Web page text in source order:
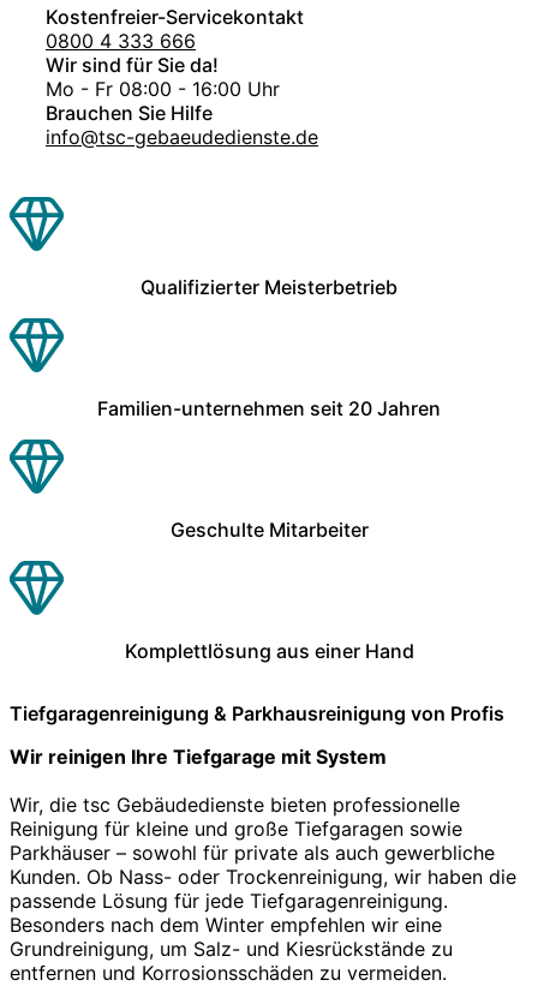
Kostenfreier-Servicekontakt
0800 4 333 666
Wir sind für Sie da!
Mo - Fr 08:00 - 16:00 Uhr
Brauchen Sie Hilfe
info@tsc-gebaeudedienste.de
Qualifizierter Meisterbetrieb
Familien-unternehmen seit 20 Jahren
Geschulte Mitarbeiter
Komplettlösung aus einer Hand
Tiefgaragenreinigung & Parkhausreinigung von Profis
Wir reinigen Ihre Tiefgarage mit System
Wir, die tsc Gebäudedienste bieten professionelle
Reinigung für kleine und große Tiefgaragen sowie
Parkhäuser – sowohl für private als auch gewerbliche
Kunden. Ob Nass- oder Trockenreinigung, wir haben die
passende Lösung für jede Tiefgaragenreinigung.
Besonders nach dem Winter empfehlen wir eine
Grundreinigung, um Salz- und Kiesrückstände zu
entfernen und Korrosionsschäden zu vermeiden.